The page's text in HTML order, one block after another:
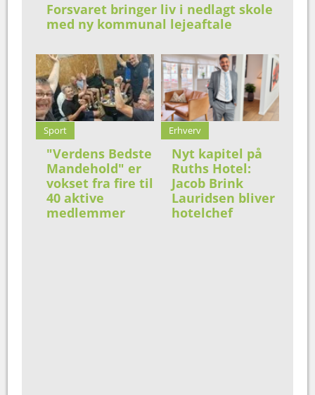
Forsvaret bringer liv i nedlagt skole
med ny kommunal lejeaftale
Sport
"Verdens Bedste
Mandehold" er
vokset fra fire til
40 aktive
medlemmer
Erhverv
Nyt kapitel på
Ruths Hotel:
Jacob Brink
Lauridsen bliver
hotelchef